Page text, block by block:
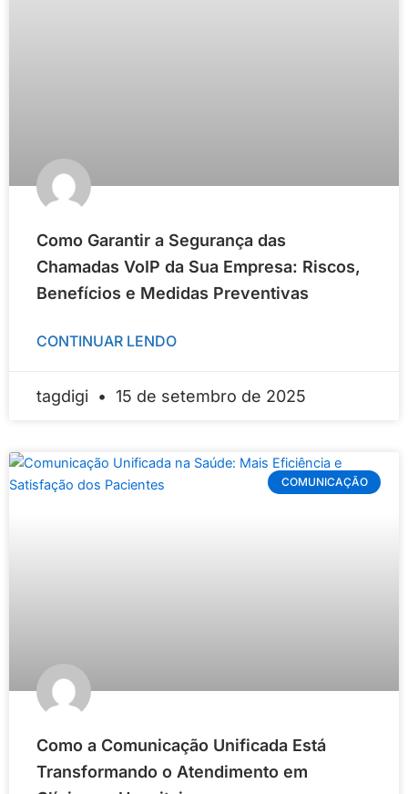
Como Garantir a Segurança das
Chamadas VoIP da Sua Empresa: Riscos,
Benefícios e Medidas Preventivas
CONTINUAR LENDO
tagdigi 15 de setembro de 2025
COMUNICAÇÃO
Como a Comunicação Unificada Está
Transformando o Atendimento em